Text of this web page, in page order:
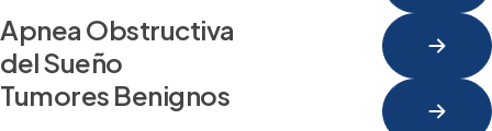
Apnea Obstructiva
del Sueño
Tumores Benignos